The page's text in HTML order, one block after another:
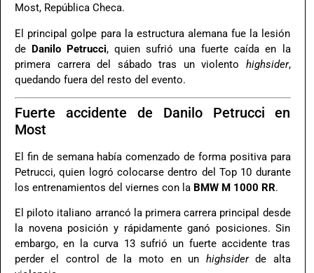
Most, República Checa.
El principal golpe para la estructura alemana fue la lesión
de Danilo Petrucci, quien sufrió una fuerte caída en la
primera carrera del sábado tras un violento highsider,
quedando fuera del resto del evento.
Fuerte accidente de Danilo Petrucci en
Most
El fin de semana había comenzado de forma positiva para
Petrucci, quien logró colocarse dentro del Top 10 durante
los entrenamientos del viernes con la BMW M 1000 RR.
El piloto italiano arrancó la primera carrera principal desde
la novena posición y rápidamente ganó posiciones. Sin
embargo, en la curva 13 sufrió un fuerte accidente tras
perder el control de la moto en un highsiderde alta